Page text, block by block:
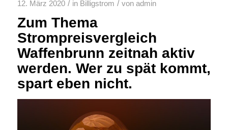
12. März 2020 / in Billigstrom / von admin
Zum Thema
Strompreisvergleich
Waffenbrunn zeitnah aktiv
werden. Wer zu spät kommt,
spart eben nicht.